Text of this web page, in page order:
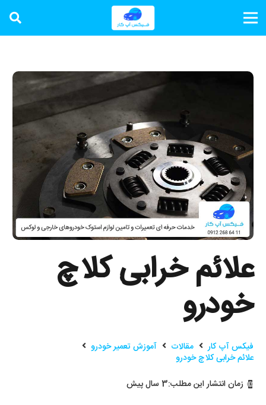
علائم خرابی کلاچ
خودرو
فیکس آپ کار مقالات آموزش تعمیر خودرو
علائم خرابی کلاچ خودرو
زمان انتشار این مطلب:3 سال پیش